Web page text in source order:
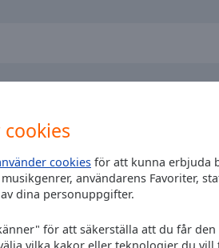
cookies för att kunna erbjuda
användarens Favoriter,
dina personuppgifter.
för att säkerställa att du får